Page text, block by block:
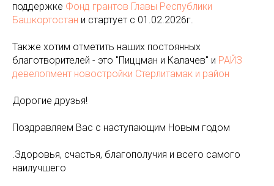
поддержке Фонд грантов Главы Республики
Башкортостан и стартует с 01.02.2026г.
Также хотим отметить наших постоянных
благотворителей - это "Пиццман и Калачев" и РАЙЗ
девелопмент новостройки Стерлитамак и район
Дорогие друзья!
Поздравляем Вас с наступающим Новым годом
.Здоровья, счастья, благополучия и всего самого
наилучшего